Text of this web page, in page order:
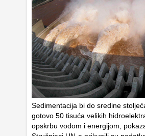
Sedimentacija bi do sredine
gotovo 50 tisuća velikih
opskrbu vodom i energijom,